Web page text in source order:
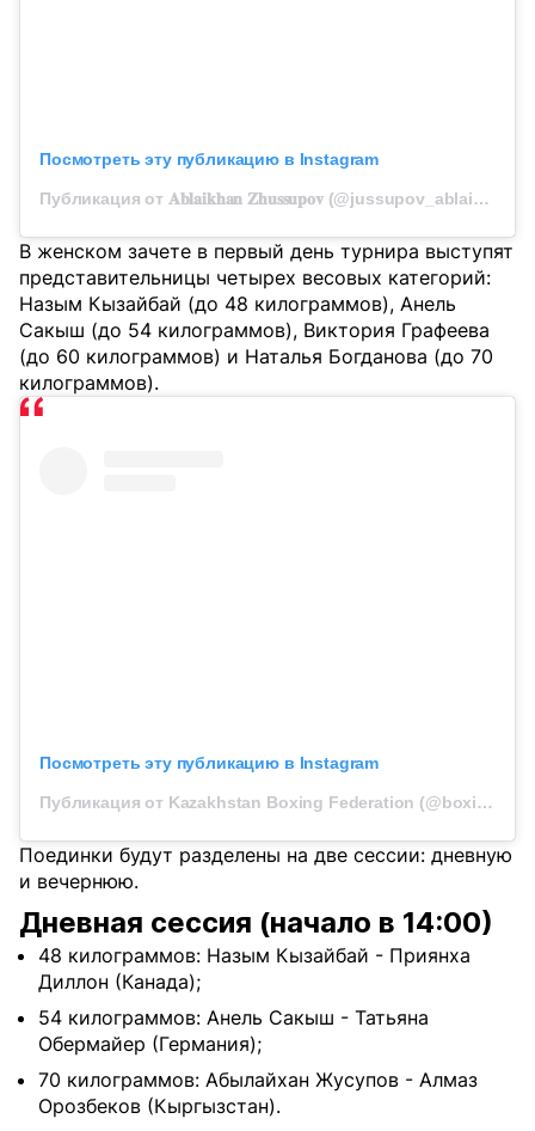
Посмотреть эту публикацию в Instagram
Публикация от 𝐀𝐛𝐥𝐚𝐢𝐤𝐡𝐚𝐧 𝐙𝐡𝐮𝐬𝐬𝐮𝐩𝐨𝐯 (@jussupov_ablaikhan)
В женском зачете в первый день турнира выступят
представительницы четырех весовых категорий:
Назым Кызайбай (до 48 килограммов), Анель
Сакыш (до 54 килограммов), Виктория Графеева
(до 60 килограммов) и Наталья Богданова (до 70
килограммов).
Посмотреть эту публикацию в Instagram
Публикация от Kazakhstan Boxing Federation (@boxingkazakhstan)
Поединки будут разделены на две сессии: дневную
и вечернюю.
Дневная сессия (начало в 14:00)
48 килограммов: Назым Кызайбай - Приянха
Диллон (Канада);
54 килограммов: Анель Сакыш - Татьяна
Обермайер (Германия);
70 килограммов: Абылайхан Жусупов - Алмаз
Орозбеков (Кыргызстан).